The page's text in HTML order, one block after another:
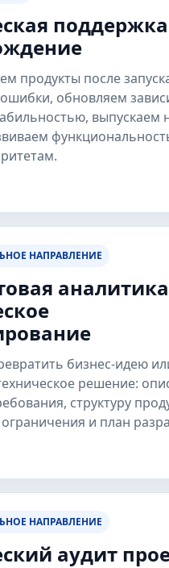
продукты после
обновляем
выпускаем
НАПРАВЛЕНИЕ
бизнес-идею
решение:
структуру
и план
НАПРАВЛЕНИЕ
аудит